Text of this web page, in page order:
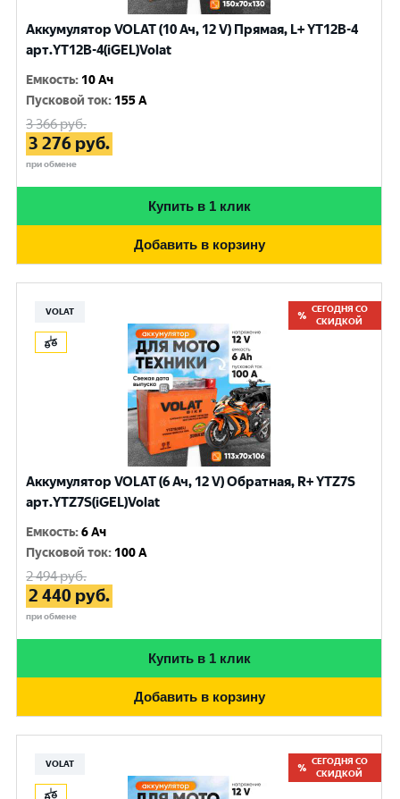
Аккумулятор VOLAT (10 Ач, 12 V) Прямая, L+ YT12B-4
арт.YT12B-4(iGEL)Volat
Емкость: 10 Ач
Пусковой ток: 155 A
3 366руб.
3 276 руб.
при обмене
Купить в 1 клик
Добавить в корзину
VOLAT
СЕГОДНЯ СО
СКИДКОЙ
Аккумулятор VOLAT (6 Ач, 12 V) Обратная, R+ YTZ7S
арт.YTZ7S(iGEL)Volat
Емкость:6 Ач
Пусковой ток: 100 A
2 494руб.
2 440 руб.
при обмене
Купить в 1 клик
Добавить в корзину
VOLAT
СЕГОДНЯ СО
СКИДКОЙ